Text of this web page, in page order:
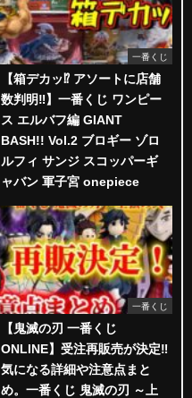
一番くじ
【箱デカッ⁉︎ アソートに店舗
数判明‼︎】一番くじ ワンピー
ス エルバフ編 GIANT
BASH!! Vol.2 ブロギー ゾロ
ルフィ サンジ スコッパーギ
ャバン 軍子宮 onepiece
一番くじ
【鬼滅の刃 一番くじ
ONLINE】受注再販売が決定‼️
気になる詳細や注意点まと
め。一番くじ 鬼滅の刃 ～上